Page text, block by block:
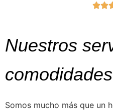

Nuestros
comodidades
Somos mucho más que un